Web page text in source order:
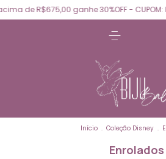
de R$675,00 ganhe 30%OFF - CUPOM:
Início . Coleção Disney .
Enrolados